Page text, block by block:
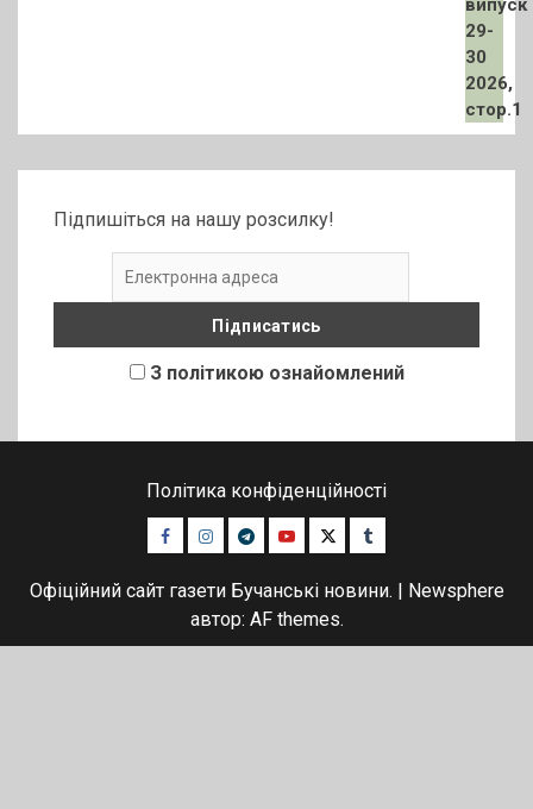
Підпишіться на нашу розсилку!
З політикою ознайомлений
Політика конфіденційності
Facebook
Instagram
TelegramYoutubeTwitterTumblr
Офіційний сайт газети Бучанські новини. | Newsphere
автор: AF themes.